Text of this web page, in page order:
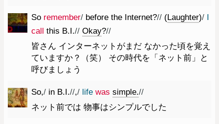
So remember/ before the Internet?// (Laughter)/ I
call this B.I.// Okay?//
皆さん インターネットがまだ なかった頃を覚え
ていますか？（笑） その時代を「ネット前」と
呼びましょう
So,/ in B.I.//,/ life was simple.//
ネット前では 物事はシンプルでした